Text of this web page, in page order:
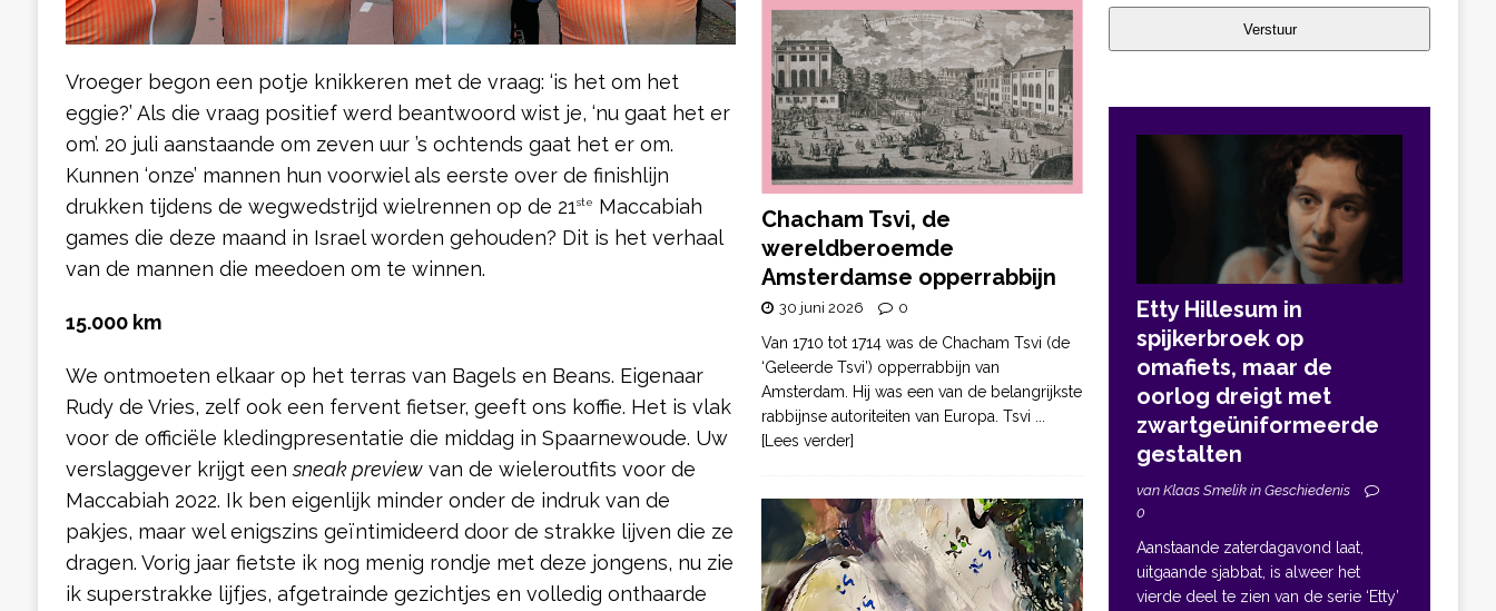
Vroeger begon een potje knikkeren met de vraag: ‘is het om het
eggie?’ Als die vraag positief werd beantwoord wist je, ‘nu gaat het er
om’. 20 juli aanstaande om zeven uur ’s ochtends gaat het er om.
Kunnen ‘onze’ mannen hun voorwiel als eerste over de finishlijn
drukken tijdens de wegwedstrijd wielrennen op de 21ste
Maccabiah
games die deze maand in Israel worden gehouden? Dit is het verhaal
van de mannen die meedoen om te winnen.
15.000 km
We ontmoeten elkaar op het terras van Bagels en Beans. Eigenaar
Rudy de Vries, zelf ook een fervent fietser, geeft ons koffie. Het is vlak
voor de officiële kledingpresentatie die middag in Spaarnewoude. Uw
verslaggever krijgt eensneak previewvan de wieleroutfits voor de
Maccabiah 2022. Ik ben eigenlijk minder onder de indruk van de
pakjes, maar wel enigszins geïntimideerd door de strakke lijven die ze
dragen. Vorig jaar fietste ik nog menig rondje met deze jongens, nu zie
ik superstrakke lijfjes, afgetrainde gezichtjes en volledig onthaarde
Chacham Tsvi, de
wereldberoemde
Amsterdamse opperrabbijn
30 juni 2026 0
Van 1710 tot 1714 was de Chacham Tsvi (de
‘Geleerde Tsvi’) opperrabbijn van
Amsterdam. Hij was een van de belangrijkste
rabbijnse autoriteiten van Europa. Tsvi
[Lees verder]
Verstuur
Etty Hillesum in
spijkerbroek op
omafiets, maar de
oorlog dreigt met
zwartgeüniformeerde
gestalten
van Klaas Smelik in Geschiedenis
0
Aanstaande zaterdagavond laat,
uitgaande sjabbat, is alweer het
vierde deel te zien van de serie ‘Etty’